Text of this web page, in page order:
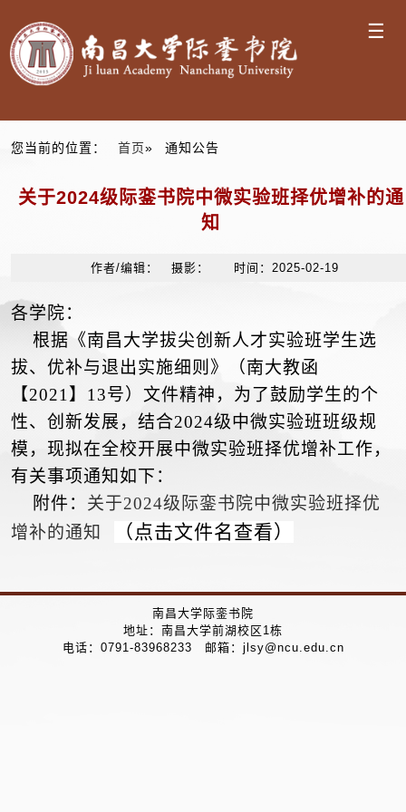
☰
您当前的位置： 首页» 通知公告
关于2024级际銮书院中微实验班择优增补的通
知
作者/编辑： 摄影： 时间：2025-02-19
各学院：
根据《南昌大学拔尖创新人才实验班学生选
拔、优补与退出实施细则》（南大教函
【2021】13号）文件精神，为了鼓励学生的个
性、创新发展，结合2024级中微实验班班级规
模，现拟在全校开展中微实验班择优增补工作，
有关事项通知如下：
附件： 关于2024级际銮书院中微实验班择优
增补的通知
（点击文件名查看）
南昌大学际銮书院
地址：南昌大学前湖校区1栋
电话：0791-83968233 邮箱：jlsy@ncu.edu.cn